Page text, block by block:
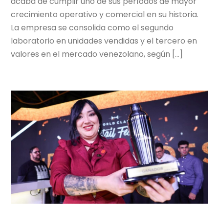
crecimiento operativo y comercial en su historia.
La empresa se consolida como el segundo
laboratorio en unidades vendidas y el tercero en
valores en el mercado venezolano, según […]